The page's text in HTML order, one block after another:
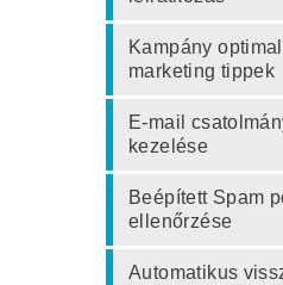
Kampány
marketing tippek
E-mail
kezelése
Beépített Spam
ellenőrzése
Automatikus